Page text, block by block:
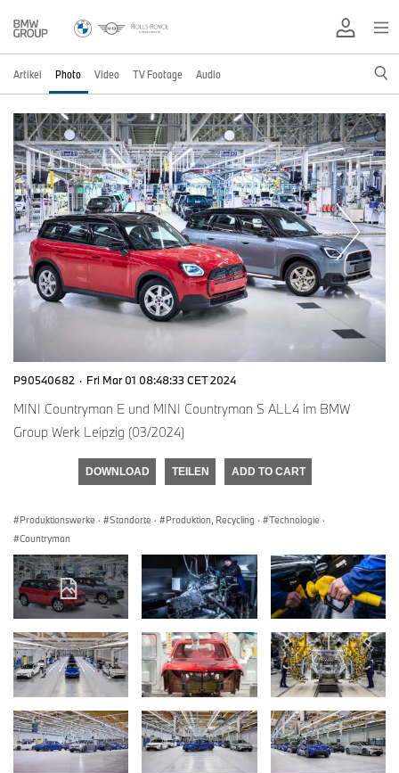
Artikel Photo Video TV Footage Audio
P90540682 · Fri Mar 01 08:48:33 CET 2024
MINI Countryman E und MINI Countryman S ALL4 im BMW
Group Werk Leipzig (03/2024)
DOWNLOAD TEILEN ADD TO CART
Produktionswerke · Standorte · Produktion, Recycling · Technologie ·
Countryman